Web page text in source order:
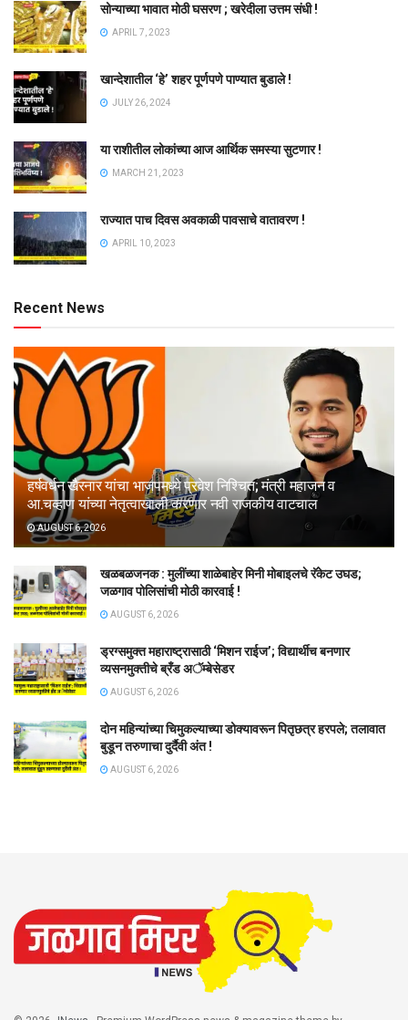
सोन्याच्या भावात मोठी घसरण ; खरेदीला उत्तम संधी !
APRIL 7, 2023
खान्देशातील ‘हे’ शहर पूर्णपणे पाण्यात बुडाले !
JULY 26, 2024
या राशीतील लोकांच्या आज आर्थिक समस्या सुटणार !
MARCH 21, 2023
राज्यात पाच दिवस अवकाळी पावसाचे वातावरण !
APRIL 10, 2023
Recent News
हर्षवर्धन खैरनार यांचा भाजपमध्ये प्रवेश निश्चित; मंत्री महाजन व
आ.चव्हाण यांच्या नेतृत्वाखाली करणार नवी राजकीय वाटचाल
AUGUST 6, 2026
खळबळजनक : मुलींच्या शाळेबाहेर मिनी मोबाइलचे रॅकेट उघड;
जळगाव पोलिसांची मोठी कारवाई !
AUGUST 6, 2026
ड्रग्समुक्त महाराष्ट्रासाठी ‘मिशन राईज’; विद्यार्थीच बनणार
व्यसनमुक्तीचे ब्रँड अॅम्बेसेडर
AUGUST 6, 2026
दोन महिन्यांच्या चिमुकल्याच्या डोक्यावरून पितृछत्र हरपले; तलावात
बुडून तरुणाचा दुर्दैवी अंत !
AUGUST 6, 2026